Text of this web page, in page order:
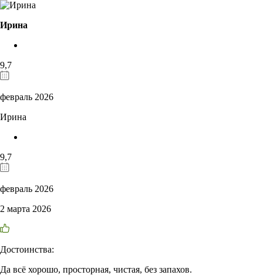
Ирина
9,7
февраль 2026
Ирина
9,7
февраль 2026
2 марта 2026
Достоинства:
Да всё хорошо, просторная, чистая, без запахов.